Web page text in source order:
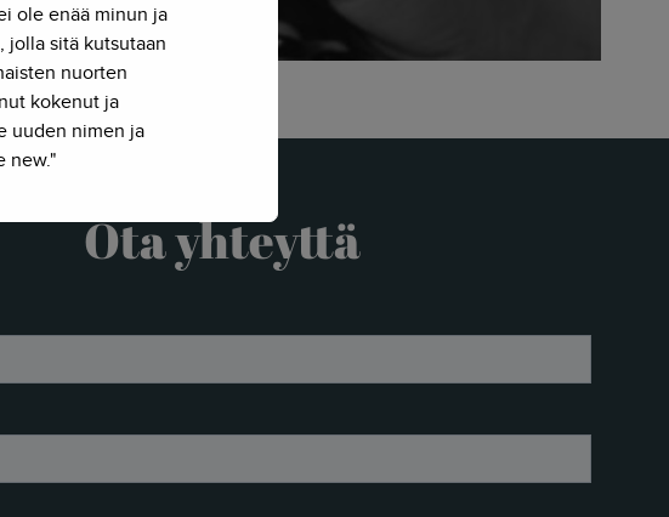
Ota yhteyttä
ole enää minun ja
sitä kutsutaan
nuorten
kokenut ja
uuden nimen ja
new."